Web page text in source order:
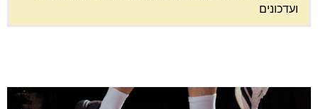
ועדכונים